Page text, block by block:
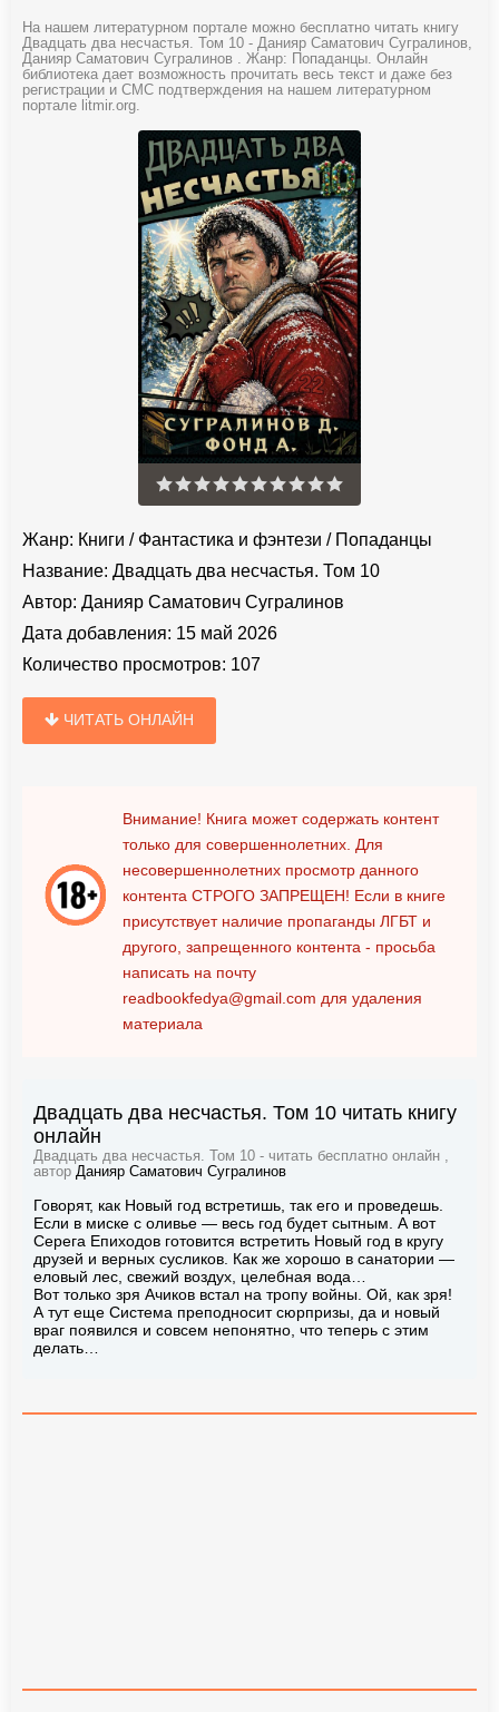
На нашем литературном портале можно бесплатно читать книгу
Двадцать два несчастья. Том 10 - Данияр Саматович Сугралинов,
Данияр Саматович Сугралинов . Жанр: Попаданцы. Онлайн
библиотека дает возможность прочитать весь текст и даже без
регистрации и СМС подтверждения на нашем литературном
портале litmir.org.
Жанр: Книги / Фантастика и фэнтези / Попаданцы
Название: Двадцать два несчастья. Том 10
Автор: Данияр Саматович Сугралинов
Дата добавления: 15 май 2026
Количество просмотров: 107
ЧИТАТЬ ОНЛАЙН
Внимание! Книга может содержать контент
только для совершеннолетних. Для
несовершеннолетних просмотр данного
контента СТРОГО ЗАПРЕЩЕН! Если в книге
присутствует наличие пропаганды ЛГБТ и
другого, запрещенного контента - просьба
написать на почту
readbookfedya@gmail.com для удаления
материала
Двадцать два несчастья. Том 10 читать книгу
онлайн
Двадцать два несчастья. Том 10 - читать бесплатно онлайн ,
автор Данияр Саматович Сугралинов
Говорят, как Новый год встретишь, так его и проведешь.
Если в миске с оливье — весь год будет сытным. А вот
Серега Епиходов готовится встретить Новый год в кругу
друзей и верных сусликов. Как же хорошо в санатории —
еловый лес, свежий воздух, целебная вода…
Вот только зря Ачиков встал на тропу войны. Ой, как зря!
А тут еще Система преподносит сюрпризы, да и новый
враг появился и совсем непонятно, что теперь с этим
делать…